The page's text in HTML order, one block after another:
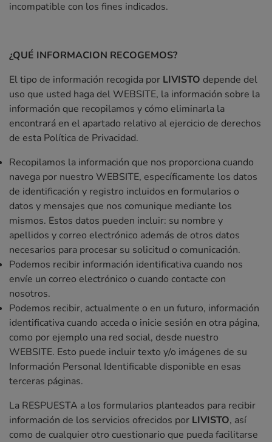
incompatible con los fines indicados.
¿QUÉ INFORMACION RECOGEMOS?
El tipo de información recogida por LIVISTO depende del
uso que usted haga del WEBSITE, la información sobre la
información que recopilamos y cómo eliminarla la
encontrará en el apartado relativo al ejercicio de derechos
de esta Política de Privacidad.
Recopilamos la información que nos proporciona cuando
navega por nuestro WEBSITE, específicamente los datos
de identificación y registro incluidos en formularios o
datos y mensajes que nos comunique mediante los
mismos. Estos datos pueden incluir: su nombre y
apellidos y correo electrónico además de otros datos
necesarios para procesar su solicitud o comunicación.
Podemos recibir información identificativa cuando nos
envíe un correo electrónico o cuando contacte con
nosotros.
Podemos recibir, actualmente o en un futuro, información
identificativa cuando acceda o inicie sesión en otra página,
como por ejemplo una red social, desde nuestro
WEBSITE. Esto puede incluir texto y/o imágenes de su
Información Personal Identificable disponible en esas
terceras páginas.
La RESPUESTA a los formularios planteados para recibir
información de los servicios ofrecidos por LIVISTO, así
como de cualquier otro cuestionario que pueda facilitarse